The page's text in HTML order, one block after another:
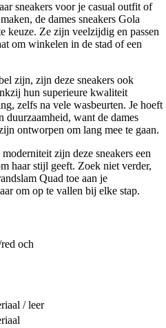
sneakers voor je casual outfit of
de dames sneakers Gola
keuze. Ze zijn veelzijdig en passen
om winkelen in de stad of een
zijn, zijn deze sneakers ook
hun superieure kwaliteit
zelfs na vele wasbeurten. Je hoeft
duurzaamheid, want de dames
ontworpen om lang mee te gaan.
zijn deze sneakers een
haar stijl geeft. Zoek niet verder,
Quad toe aan je
om op te vallen bij elke stap.
och
/ leer